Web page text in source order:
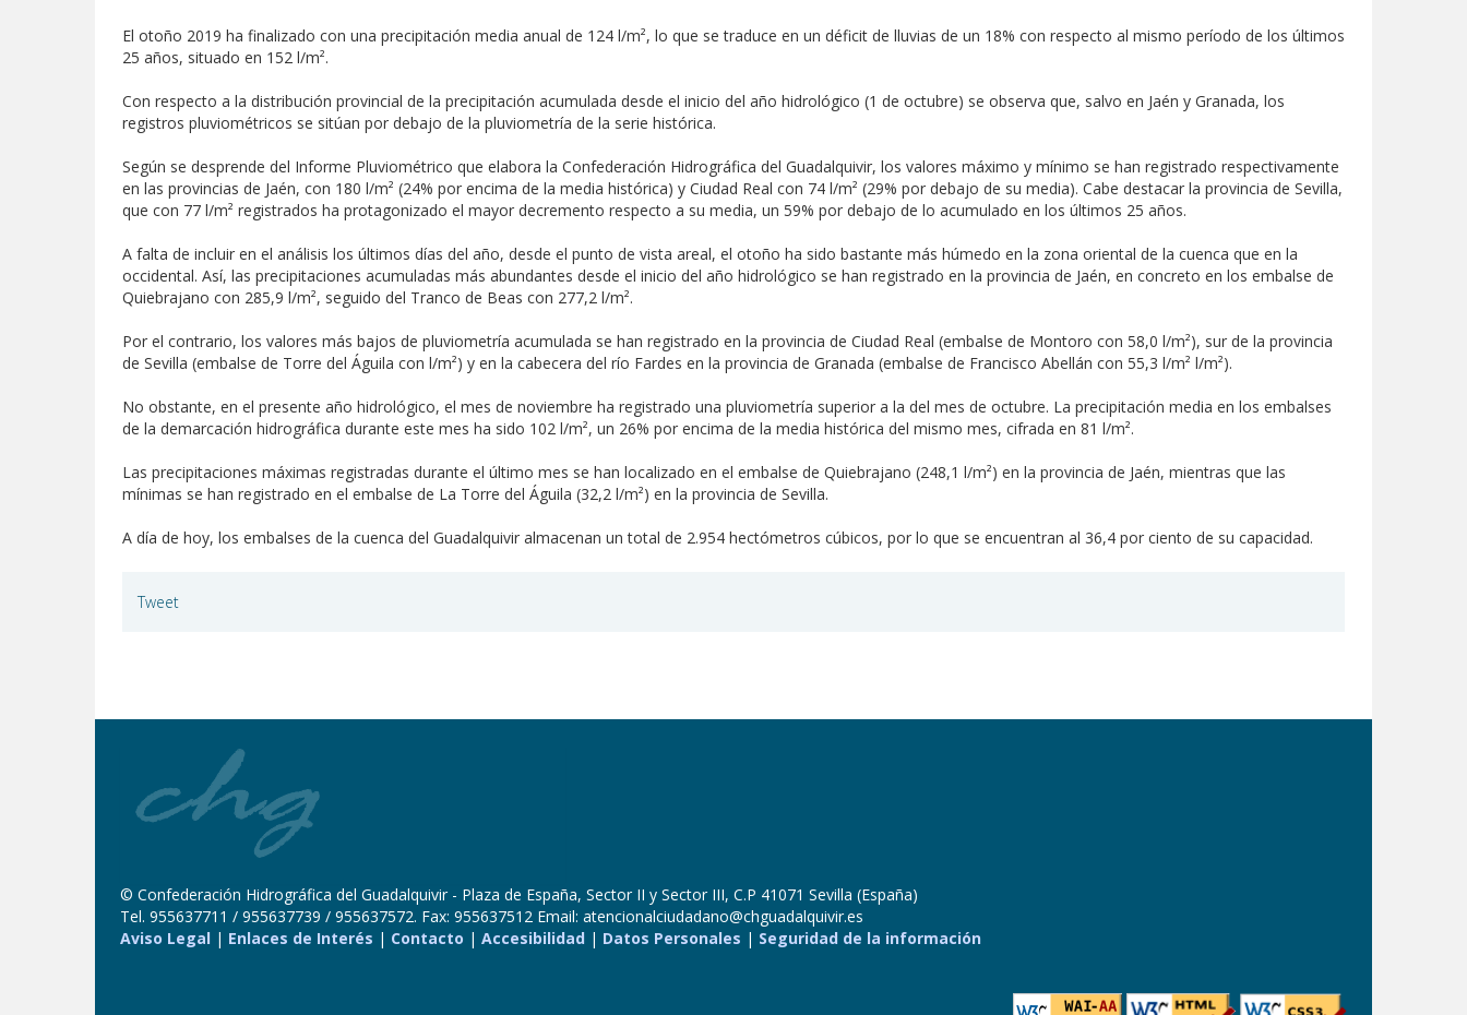
El otoño 2019 ha finalizado con una precipitación media anual de 124 l/m², lo que se traduce en un déficit de lluvias de un 18% con respecto al mismo período de los últimos
25 años, situado en 152 l/m².
Con respecto a la distribución provincial de la precipitación acumulada desde el inicio del año hidrológico (1 de octubre) se observa que, salvo en Jaén y Granada, los
registros pluviométricos se sitúan por debajo de la pluviometría de la serie histórica.
Según se desprende del Informe Pluviométrico que elabora la Confederación Hidrográfica del Guadalquivir, los valores máximo y mínimo se han registrado respectivamente
en las provincias de Jaén, con 180 l/m² (24% por encima de la media histórica) y Ciudad Real con 74 l/m² (29% por debajo de su media). Cabe destacar la provincia de Sevilla,
que con 77 l/m² registrados ha protagonizado el mayor decremento respecto a su media, un 59% por debajo de lo acumulado en los últimos 25 años.
A falta de incluir en el análisis los últimos días del año, desde el punto de vista areal, el otoño ha sido bastante más húmedo en la zona oriental de la cuenca que en la
occidental. Así, las precipitaciones acumuladas más abundantes desde el inicio del año hidrológico se han registrado en la provincia de Jaén, en concreto en los embalse de
Quiebrajano con 285,9 l/m², seguido del Tranco de Beas con 277,2 l/m².
Por el contrario, los valores más bajos de pluviometría acumulada se han registrado en la provincia de Ciudad Real (embalse de Montoro con 58,0 l/m²), sur de la provincia
de Sevilla (embalse de Torre del Águila con l/m²) y en la cabecera del río Fardes en la provincia de Granada (embalse de Francisco Abellán con 55,3 l/m² l/m²).
No obstante, en el presente año hidrológico, el mes de noviembre ha registrado una pluviometría superior a la del mes de octubre. La precipitación media en los embalses
de la demarcación hidrográfica durante este mes ha sido 102 l/m², un 26% por encima de la media histórica del mismo mes, cifrada en 81 l/m².
Las precipitaciones máximas registradas durante el último mes se han localizado en el embalse de Quiebrajano (248,1 l/m²) en la provincia de Jaén, mientras que las
mínimas se han registrado en el embalse de La Torre del Águila (32,2 l/m²) en la provincia de Sevilla.
A día de hoy, los embalses de la cuenca del Guadalquivir almacenan un total de 2.954 hectómetros cúbicos, por lo que se encuentran al 36,4 por ciento de su capacidad.
Tweet
© Confederación Hidrográfica del Guadalquivir - Plaza de España, Sector II y Sector III, C.P 41071 Sevilla (España)
Tel. 955637711 / 955637739 / 955637572. Fax: 955637512 Email: atencionalciudadano@chguadalquivir.es
Aviso Legal | Enlaces de Interés | Contacto |Accesibilidad | Datos Personales | Seguridad de la información